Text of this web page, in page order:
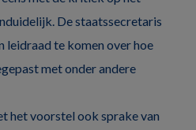
De staatssecretaris
leidraad te komen over hoe
met onder andere
het voorstel ook sprake van